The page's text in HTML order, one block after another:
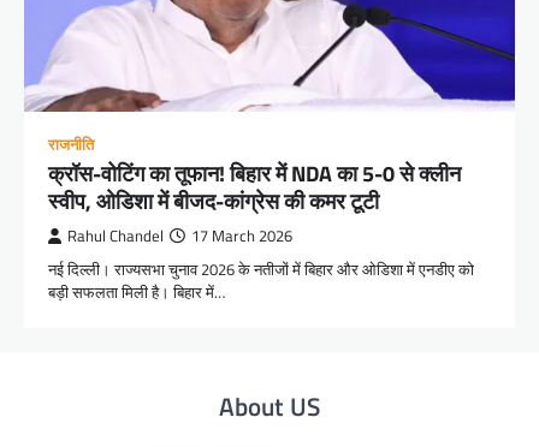
राजनीति
क्रॉस-वोटिंग का तूफान! बिहार में NDA का 5-0 से क्लीन
स्वीप, ओडिशा में बीजद-कांग्रेस की कमर टूटी
Rahul Chandel 17 March 2026
नई दिल्ली। राज्यसभा चुनाव 2026 के नतीजों में बिहार और ओडिशा में एनडीए को
बड़ी सफलता मिली है। बिहार में…
About US